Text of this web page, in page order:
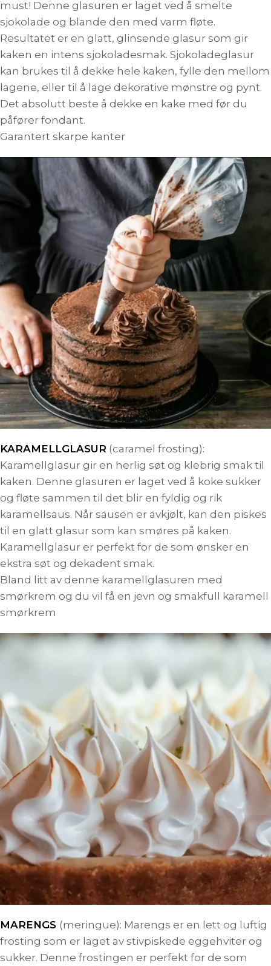
must! Denne glasuren er laget ved å smelte
sjokolade og blande den med varm fløte.
Resultatet er en glatt, glinsende glasur som gir
kaken en intens sjokoladesmak. Sjokoladeglasur
kan brukes til å dekke hele kaken, fylle den mellom
lagene, eller til å lage dekorative mønstre og pynt.
Det absolutt beste å dekke en kake med før du
påfører fondant.
Garantert skarpe kanter
KARAMELLGLASUR (caramel frosting):
Karamellglasur gir en herlig søt og klebrig smak til
kaken. Denne glasuren er laget ved å koke sukker
og fløte sammen til det blir en fyldig og rik
karamellsaus. Når sausen er avkjølt, kan den piskes
til en glatt glasur som kan smøres på kaken.
Karamellglasur er perfekt for de som ønsker en
ekstra søt og dekadent smak.
Bland litt av denne karamellglasuren med
smørkrem og du vil få en jevn og smakfull karamell
smørkrem
MARENGS (meringue): Marengs er en lett og luftig
frosting som er laget av stivpiskede eggehviter og
sukker. Denne frostingen er perfekt for de som